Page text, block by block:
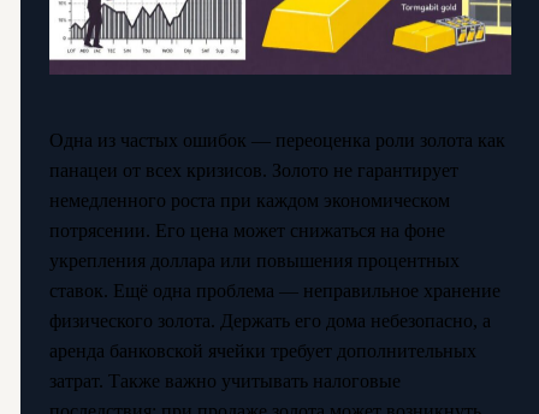
Одна из частых ошибок — переоценка роли золота как
панацеи от всех кризисов. Золото не гарантирует
немедленного роста при каждом экономическом
потрясении. Его цена может снижаться на фоне
укрепления доллара или повышения процентных
ставок. Ещё одна проблема — неправильное хранение
физического золота. Держать его дома небезопасно, а
аренда банковской ячейки требует дополнительных
затрат. Также важно учитывать налоговые